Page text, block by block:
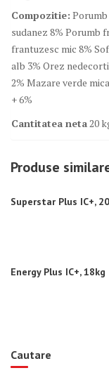
Compozitie: Porumb
sudanez 8% Porumb
frantuzesc mic 8%
alb 3% Orez
2% Mazare verde
+ 6%
Cantitatea neta 20
Produse
Superstar Plus IC+,
Energy Plus IC+, 18kg
Cautare